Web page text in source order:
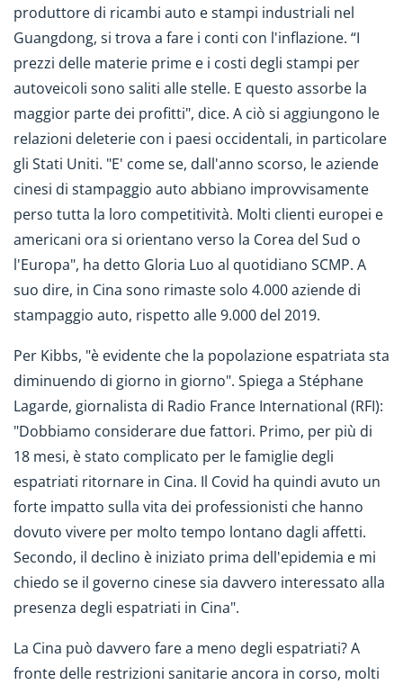
produttore di ricambi auto e stampi industriali nel
Guangdong, si trova a fare i conti con l'inflazione. “I
prezzi delle materie prime e i costi degli stampi per
autoveicoli sono saliti alle stelle. E questo assorbe la
maggior parte dei profitti", dice. A ciò si aggiungono le
relazioni deleterie con i paesi occidentali, in particolare
gli Stati Uniti. "E' come se, dall'anno scorso, le aziende
cinesi di stampaggio auto abbiano improvvisamente
perso tutta la loro competitività. Molti clienti europei e
americani ora si orientano verso la Corea del Sud o
l'Europa", ha detto Gloria Luo al quotidiano SCMP. A
suo dire, in Cina sono rimaste solo 4.000 aziende di
stampaggio auto, rispetto alle 9.000 del 2019.
Per Kibbs, "è evidente che la popolazione espatriata sta
diminuendo di giorno in giorno". Spiega a Stéphane
Lagarde, giornalista di Radio France International (RFI):
"Dobbiamo considerare due fattori. Primo, per più di
18 mesi, è stato complicato per le famiglie degli
espatriati ritornare in Cina. Il Covid ha quindi avuto un
forte impatto sulla vita dei professionisti che hanno
dovuto vivere per molto tempo lontano dagli affetti.
Secondo, il declino è iniziato prima dell'epidemia e mi
chiedo se il governo cinese sia davvero interessato alla
presenza degli espatriati in Cina".
La Cina può davvero fare a meno degli espatriati? A
fronte delle restrizioni sanitarie ancora in corso, molti